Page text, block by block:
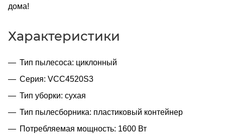
дома!
Характеристики
Тип пылесоса: циклонный
Серия: VCC4520S3
Тип уборки: сухая
Тип пылесборника: пластиковый контейнер
Потребляемая мощность: 1600 Вт